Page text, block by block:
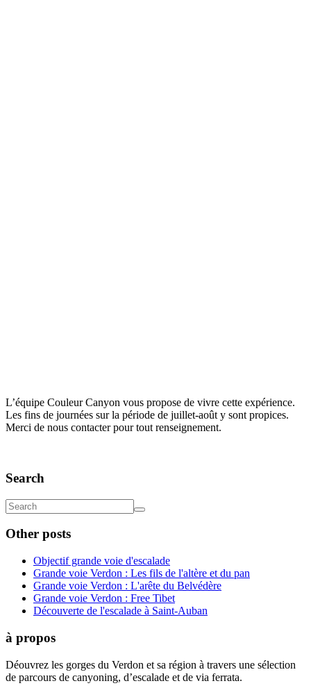
L’équipe Couleur Canyon vous propose de vivre cette expérience.
Les fins de journées sur la période de juillet-août y sont propices.
Merci de nous contacter pour tout renseignement.
Search
Other posts
Objectif grande voie d'escalade
Grande voie Verdon : Les fils de l'altère et du pan
Grande voie Verdon : L'arête du Belvédère
Grande voie Verdon : Free Tibet
Découverte de l'escalade à Saint-Auban
à propos
Déouvrez les gorges du Verdon et sa région à travers une sélection
de parcours de canyoning, d’escalade et de via ferrata.